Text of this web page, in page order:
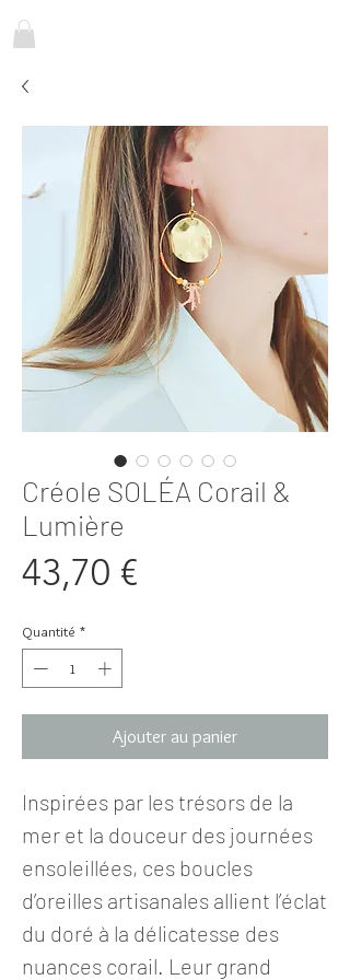
Créole SOLÉA Corail &
Lumière
43,70 €
Quantité *
Ajouter au panier
Inspirées par les trésors de la
mer et la douceur des journées
ensoleillées, ces boucles
d’oreilles artisanales allient l’éclat
du doré à la délicatesse des
nuances corail. Leur grand